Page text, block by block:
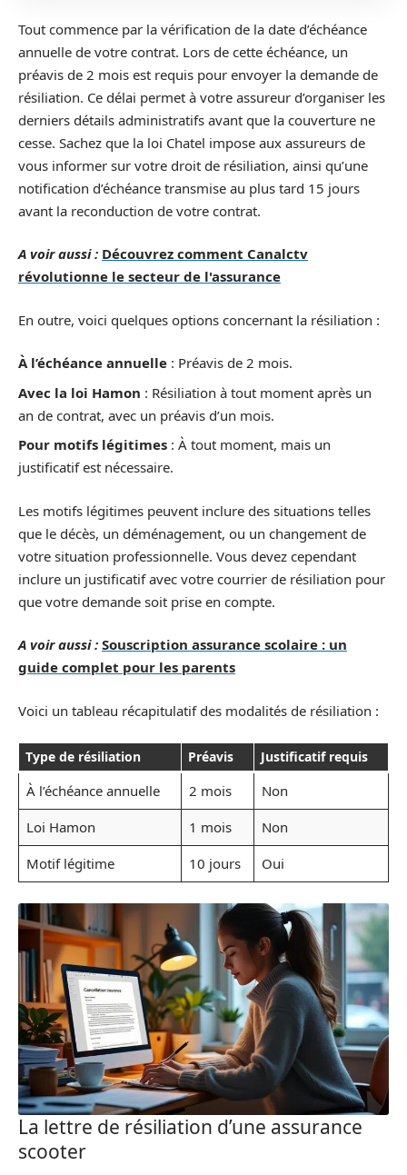
Tout commence par la vérification de la date d’échéance
annuelle de votre contrat. Lors de cette échéance, un
préavis de 2 mois est requis pour envoyer la demande de
résiliation. Ce délai permet à votre assureur d’organiser les
derniers détails administratifs avant que la couverture ne
cesse. Sachez que la loi Chatel impose aux assureurs de
vous informer sur votre droit de résiliation, ainsi qu’une
notification d’échéance transmise au plus tard 15 jours
avant la reconduction de votre contrat.
A voir aussi : Découvrez comment Canalctv
révolutionne le secteur de l'assurance
En outre, voici quelques options concernant la résiliation :
À l’échéance annuelle : Préavis de 2 mois.
Avec la loi Hamon : Résiliation à tout moment après un
an de contrat, avec un préavis d’un mois.
Pour motifs légitimes : À tout moment, mais un
justificatif est nécessaire.
Les motifs légitimes peuvent inclure des situations telles
que le décès, un déménagement, ou un changement de
votre situation professionnelle. Vous devez cependant
inclure un justificatif avec votre courrier de résiliation pour
que votre demande soit prise en compte.
A voir aussi : Souscription assurance scolaire : un
guide complet pour les parents
Voici un tableau récapitulatif des modalités de résiliation :
Type de résiliation Préavis Justificatif requis
À l’échéance annuelle 2 mois
Non
Loi Hamon
1 mois
Non
Motif légitime
10 jours Oui
La lettre de résiliation d’une assurance
scooter